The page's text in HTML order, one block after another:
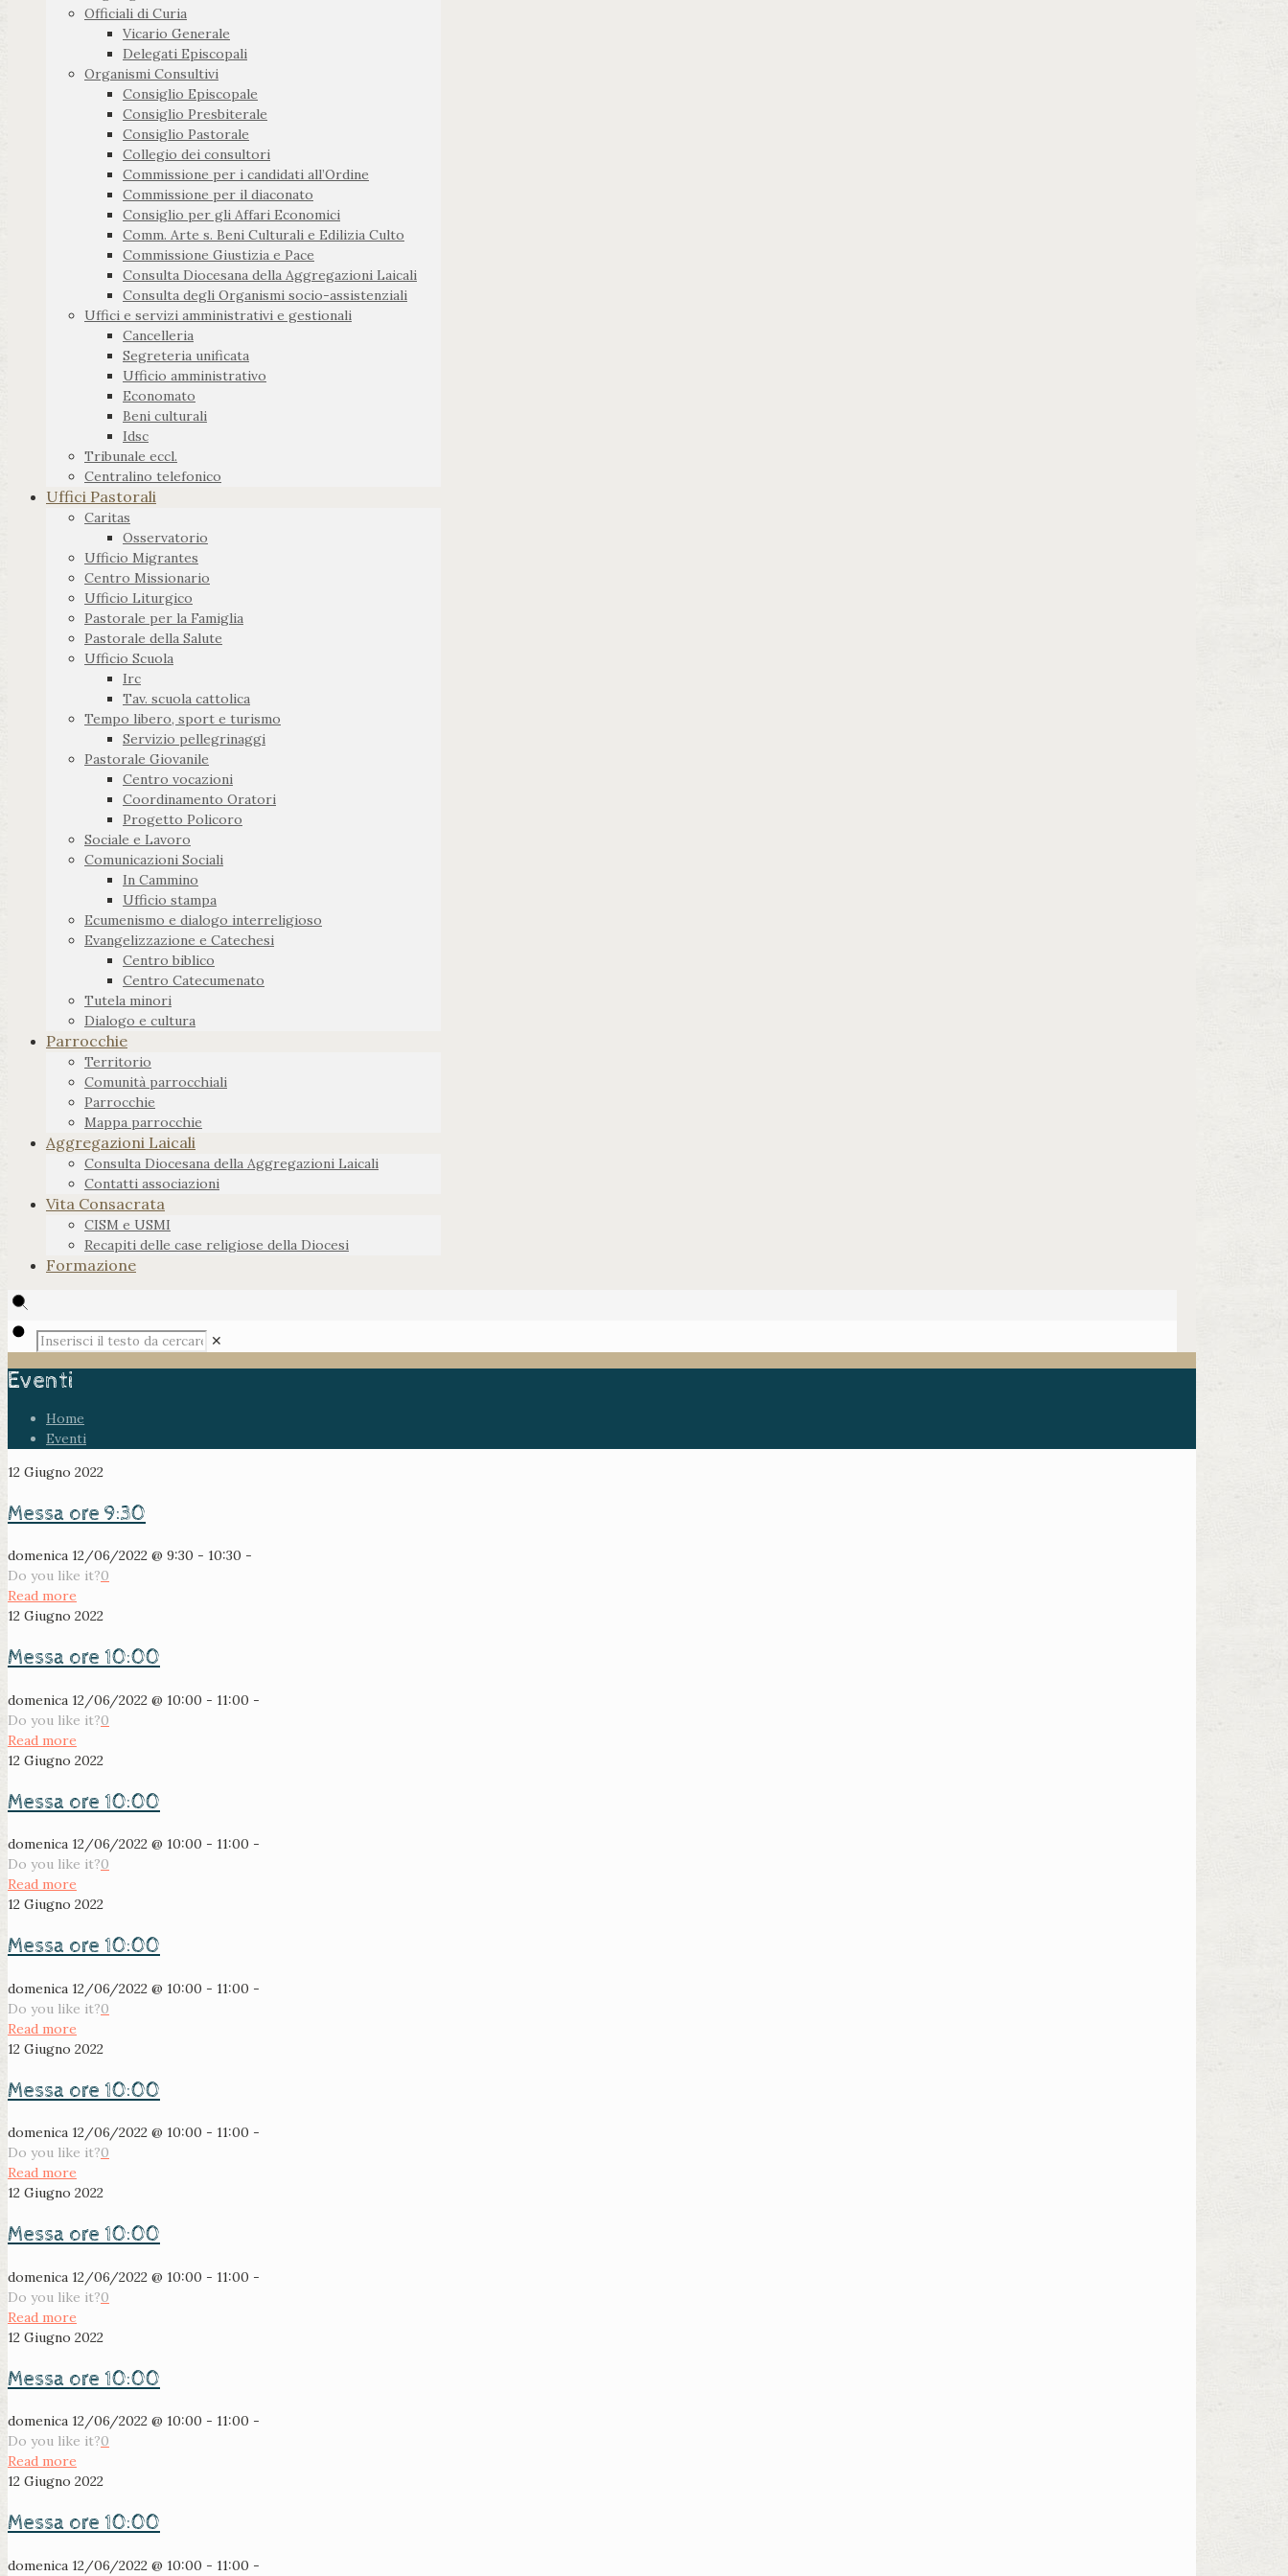
Officiali di Curia
Vicario Generale
Delegati Episcopali
Organismi Consultivi
Consiglio Episcopale
Consiglio Presbiterale
Consiglio Pastorale
Collegio dei consultori
Commissione per i candidati all’Ordine
Commissione per il diaconato
Consiglio per gli Affari Economici
Comm. Arte s. Beni Culturali e Edilizia Culto
Commissione Giustizia e Pace
Consulta Diocesana della Aggregazioni Laicali
Consulta degli Organismi socio-assistenziali
Uffici e servizi amministrativi e gestionali
Cancelleria
Segreteria unificata
Ufficio amministrativo
Economato
Beni culturali
Idsc
Tribunale eccl.
Centralino telefonico
Uffici Pastorali
Caritas
Osservatorio
Ufficio Migrantes
Centro Missionario
Ufficio Liturgico
Pastorale per la Famiglia
Pastorale della Salute
Ufficio Scuola
Irc
Tav. scuola cattolica
Tempo libero, sport e turismo
Servizio pellegrinaggi
Pastorale Giovanile
Centro vocazioni
Coordinamento Oratori
Progetto Policoro
Sociale e Lavoro
Comunicazioni Sociali
In Cammino
Ufficio stampa
Ecumenismo e dialogo interreligioso
Evangelizzazione e Catechesi
Centro biblico
Centro Catecumenato
Tutela minori
Dialogo e cultura
Parrocchie
Territorio
Comunità parrocchiali
Parrocchie
Mappa parrocchie
Aggregazioni Laicali
Consulta Diocesana della Aggregazioni Laicali
Contatti associazioni
Vita Consacrata
CISM e USMI
Recapiti delle case religiose della Diocesi
Formazione
✕
Eventi
Home
Eventi
12 Giugno 2022
Messa ore 9:30
domenica 12/06/2022 @ 9:30 - 10:30 -
Do you like it?0
Read more
12 Giugno 2022
Messa ore 10:00
domenica 12/06/2022 @ 10:00 - 11:00 -
Do you like it?0
Read more
12 Giugno 2022
Messa ore 10:00
domenica 12/06/2022 @ 10:00 - 11:00 -
Do you like it?0
Read more
12 Giugno 2022
Messa ore 10:00
domenica 12/06/2022 @ 10:00 - 11:00 -
Do you like it?0
Read more
12 Giugno 2022
Messa ore 10:00
domenica 12/06/2022 @ 10:00 - 11:00 -
Do you like it?0
Read more
12 Giugno 2022
Messa ore 10:00
domenica 12/06/2022 @ 10:00 - 11:00 -
Do you like it?0
Read more
12 Giugno 2022
Messa ore 10:00
domenica 12/06/2022 @ 10:00 - 11:00 -
Do you like it?0
Read more
12 Giugno 2022
Messa ore 10:00
domenica 12/06/2022 @ 10:00 - 11:00 -